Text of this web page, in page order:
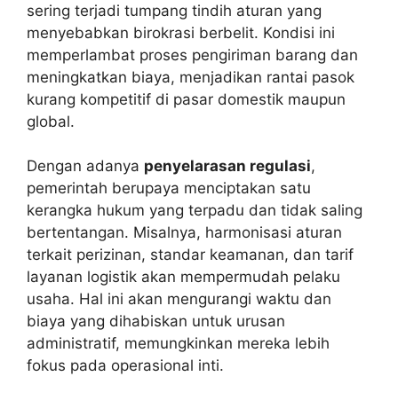
sering terjadi tumpang tindih aturan yang
menyebabkan birokrasi berbelit. Kondisi ini
memperlambat proses pengiriman barang dan
meningkatkan biaya, menjadikan rantai pasok
kurang kompetitif di pasar domestik maupun
global.
Dengan adanya penyelarasan regulasi,
pemerintah berupaya menciptakan satu
kerangka hukum yang terpadu dan tidak saling
bertentangan. Misalnya, harmonisasi aturan
terkait perizinan, standar keamanan, dan tarif
layanan logistik akan mempermudah pelaku
usaha. Hal ini akan mengurangi waktu dan
biaya yang dihabiskan untuk urusan
administratif, memungkinkan mereka lebih
fokus pada operasional inti.